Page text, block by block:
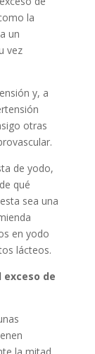
la
un
vez
y, a
otras
de yodo,
qué
sea una
en yodo
lácteos.
exceso de